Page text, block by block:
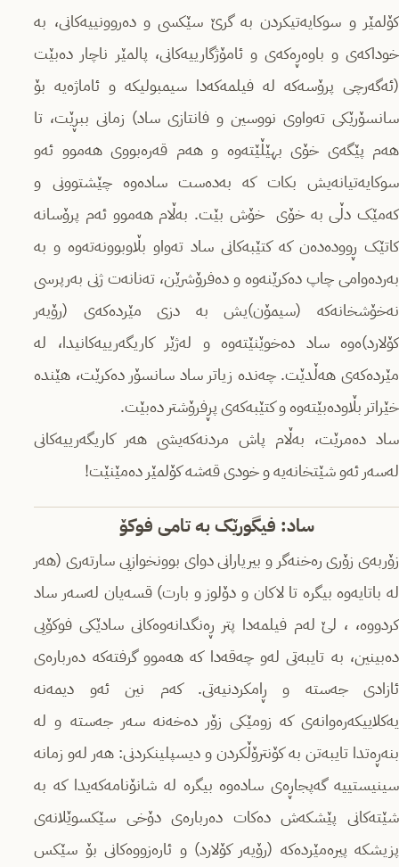
کۆلمێر و سوکایەتیکردن بە گرێ سێکسی و دەروونییەکانی، بە
خوداکەی و باوەڕەکەی و ئامۆژگارییەکانی، پالمێر ناچار دەبێت
(ئەگەرچی پرۆسەکە لە فیلمەکەدا سیمبولیکە و ئاماژەیە بۆ
سانسۆرێکی تەواوی نووسین و فانتازی ساد) زمانی ببڕێت، تا
هەم پێگەی خۆی بهێڵێتەوە و هەم قەرەبووی هەموو ئەو
سوکایەتیانەیش بکات کە بەدەست سادەوە چێشتوونی و
کەمێک دڵی بە خۆی خۆش بێت. بەڵام هەموو ئەم پرۆسانە
کاتێک ڕوودەدەن کە کتێبەکانی ساد تەواو بڵاوبوونەتەوە و بە
بەردەوامی چاپ دەکرێنەوە و دەفرۆشرێن، تەنانەت ژنی بەرپرسی
نەخۆشخانەکە (سیمۆن)یش بە دزی مێردەکەی (رۆیەر
کۆلارد)ەوە ساد دەخوێنێتەوە و لەژێر کاریگەرییەکانیدا، لە
مێردەکەی هەڵدێت. چەندە زیاتر ساد سانسۆر دەکرێت، هێندە
خێراتر بڵاودەبێتەوە و کتێبەکەی پڕفرۆشتر دەبێت.
ساد دەمرێت، بەڵام پاش مردنەکەیشی هەر کاریگەرییەکانی
لەسەر ئەو شێتخانەیە و خودی قەشە کۆلمێر دەمێنێت!
ساد: فیگورێک بە تامی فوکۆ
زۆربەی زۆری رەخنەگر و بیریارانی دوای بوونخوازیی سارتەری (هەر
لە باتایەوە بیگرە تا لاکان و دۆلوز و بارت) قسەیان لەسەر ساد
کردووە، ، لێ لەم فیلمەدا پتر ڕەنگدانەوەکانی سادێکی فوکۆیی
دەبینین، بە تایبەتی لەو چەقەدا کە هەموو گرفتەکە دەربارەی
ئازادی جەستە و ڕامکردنیەتی. کەم نین ئەو دیمەنە
یەکلاییکەرەوانەی کە زومێکی زۆر دەخەنە سەر جەستە و لە
بنەڕەتدا تایبەتن بە کۆنترۆڵکردن و دیسپلینکردنی: هەر لەو زمانە
سینیستییە گەپجاڕەی سادەوە بیگرە لە شانۆنامەکەیدا کە بە
شێتەکانی پێشکەش دەکات دەربارەی دۆخی سێکسوێلانەی
پزیشکە پیرەمێردەکە (رۆیەر کۆلارد) و ئارەزووەکانی بۆ سێکس